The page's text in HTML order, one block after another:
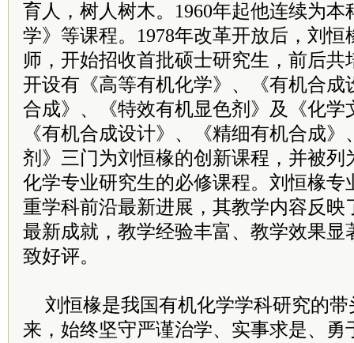
育人，树人树木。1960年起他连续为本
学》等课程。1978年改革开放后，刘
师，开始招收首批硕士研究生，前后共
开设有《高等有机化学》、《有机合成
合成》、《特效有机显色剂》及《化学
《有机合成设计》、《精细有机合成
剂》三门为刘恒椽的创新课程，并被列
化学专业研究生的必修课程。刘恒椽专
重学科前沿最新进展，其教学内容反映
最新成就，教学经验丰富、教学效果显
致好评。
刘恒椽是我国有机化学学科研究的
来，始终坚守严谨治学、实事求是、勇